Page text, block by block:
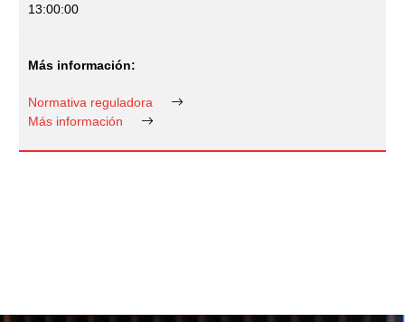
13:00:00
Normativa reguladora
Más información